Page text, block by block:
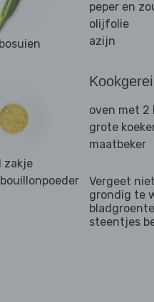
zakje
peper en
olijfolie
azijn
Kookgerei
oven met 2
grote
maatbeker
Vergeet
grondig te
steentjes